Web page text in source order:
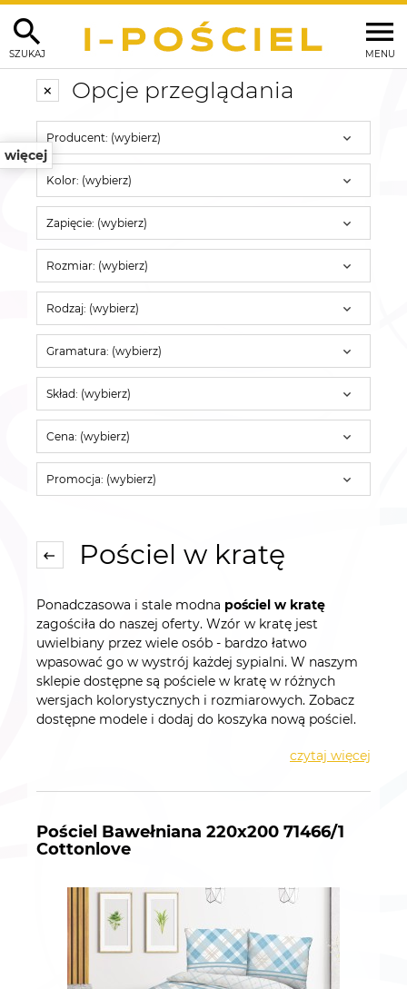
MENU
SZUKAJ
więcej
Opcje przeglądania
Producent: (wybierz)
Kolor: (wybierz)
Zapięcie: (wybierz)
Rozmiar: (wybierz)
Rodzaj: (wybierz)
Gramatura: (wybierz)
Skład: (wybierz)
Cena: (wybierz)
Promocja: (wybierz)
Pościel w kratę
Ponadczasowa i stale modna pościel w kratę
zagościła do naszej oferty. Wzór w kratę jest
uwielbiany przez wiele osób - bardzo łatwo
wpasować go w wystrój każdej sypialni. W naszym
sklepie dostępne są pościele w kratę w różnych
wersjach kolorystycznych i rozmiarowych. Zobacz
dostępne modele i dodaj do koszyka nową pościel.
czytaj więcej
Pościel Bawełniana 220x200 71466/1
Cottonlove